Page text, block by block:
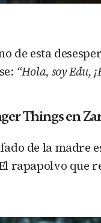
de esta
“Hola, soy Edu,
Things en
de la madre
rapapolvo que